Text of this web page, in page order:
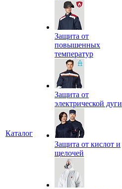
Каталог
Защита от
повышенных
температур
Защита от
электрической дуги
Защита от кислот и
щелочей